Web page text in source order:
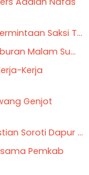
Saksi T...
Malam Su...
Kerja
Genjot
Soroti Dapur ...
Pemkab